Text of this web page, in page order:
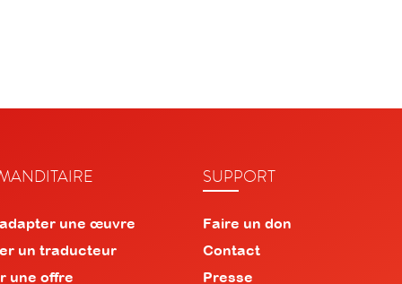
une œuvre
un traducteur
une offre
SUPPORT
Faire un don
Contact
Presse